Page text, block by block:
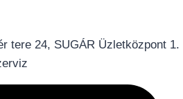
tere 24, SUGÁR Üzletközpont 1.